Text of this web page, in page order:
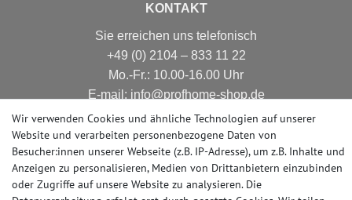
KONTAKT
Sie erreichen uns telefonisch
+49 (0) 2104 – 833 11 22
Mo.-Fr.: 10.00-16.00 Uhr
E-mail: info@profhome-shop.de
ZAHLUNGSARTEN
Wir verwenden Cookies und ähnliche Technologien auf unserer
Website und verarbeiten personenbezogene Daten von
Besucher:innen unserer Webseite (z.B. IP-Adresse), um z.B. Inhalte und
Anzeigen zu personalisieren, Medien von Drittanbietern einzubinden
oder Zugriffe auf unsere Website zu analysieren. Die